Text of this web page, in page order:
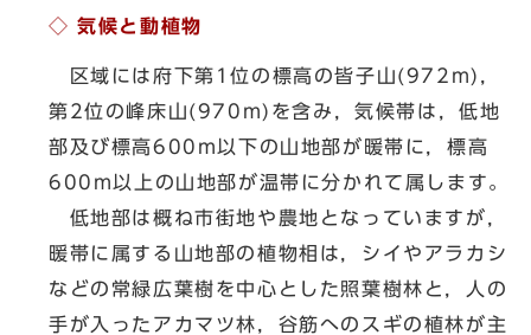
◇ 気候と動植物
区域には府下第1位の標高の皆子山(972m)，
第2位の峰床山(970m)を含み，気候帯は，低地
部及び標高600m以下の山地部が暖帯に，標高
600m以上の山地部が温帯に分かれて属します。
低地部は概ね市街地や農地となっていますが，
暖帯に属する山地部の植物相は，シイやアラカシ
などの常緑広葉樹を中心とした照葉樹林と，人の
手が入ったアカマツ林，谷筋へのスギの植林が主